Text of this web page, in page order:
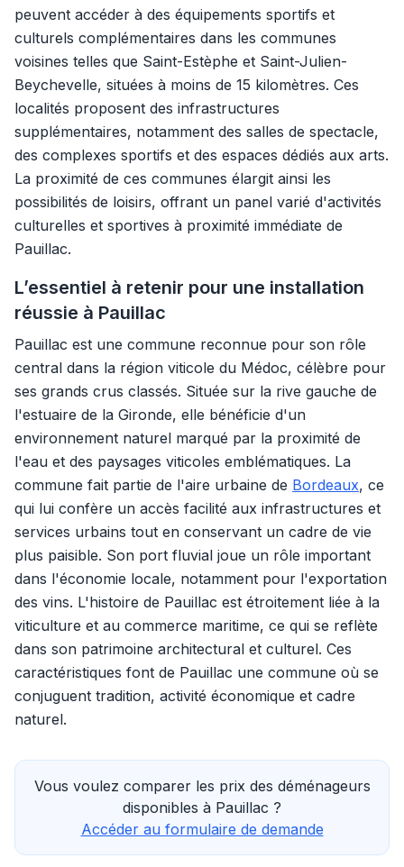
peuvent accéder à des équipements sportifs et
culturels complémentaires dans les communes
voisines telles que Saint-Estèphe et Saint-Julien-
Beychevelle, situées à moins de 15 kilomètres. Ces
localités proposent des infrastructures
supplémentaires, notamment des salles de spectacle,
des complexes sportifs et des espaces dédiés aux arts.
La proximité de ces communes élargit ainsi les
possibilités de loisirs, offrant un panel varié d'activités
culturelles et sportives à proximité immédiate de
Pauillac.
L’essentiel à retenir pour une installation
réussie à Pauillac
Pauillac est une commune reconnue pour son rôle
central dans la région viticole du Médoc, célèbre pour
ses grands crus classés. Située sur la rive gauche de
l'estuaire de la Gironde, elle bénéficie d'un
environnement naturel marqué par la proximité de
l'eau et des paysages viticoles emblématiques. La
commune fait partie de l'aire urbaine de Bordeaux, ce
qui lui confère un accès facilité aux infrastructures et
services urbains tout en conservant un cadre de vie
plus paisible. Son port fluvial joue un rôle important
dans l'économie locale, notamment pour l'exportation
des vins. L'histoire de Pauillac est étroitement liée à la
viticulture et au commerce maritime, ce qui se reflète
dans son patrimoine architectural et culturel. Ces
caractéristiques font de Pauillac une commune où se
conjuguent tradition, activité économique et cadre
naturel.
Vous voulez comparer les prix des déménageurs
disponibles à Pauillac ?
Accéder au formulaire de demande